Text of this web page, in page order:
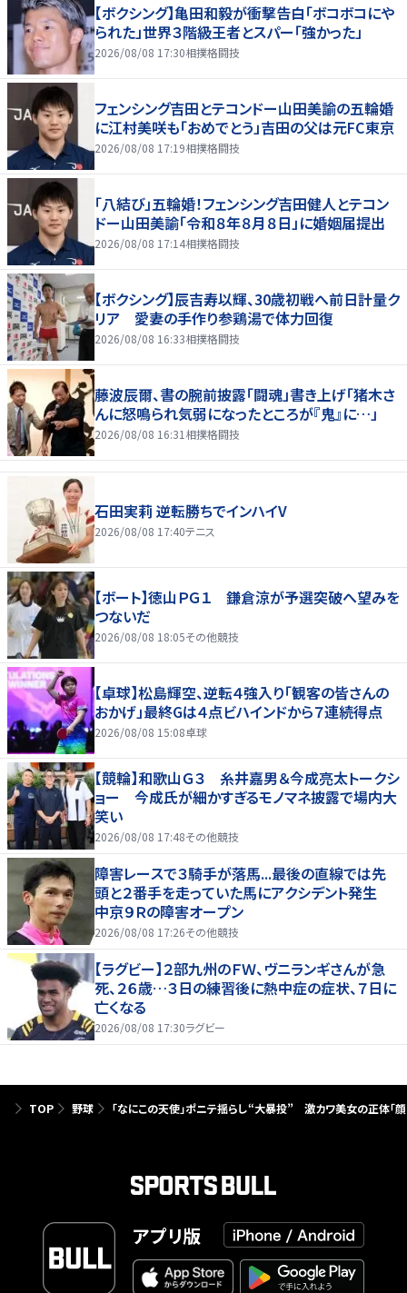
【ボクシング】亀田和毅が衝撃告白「ボコボコにや
られた」世界３階級王者とスパー「強かった」
2026/08/08 17:30相撲格闘技
フェンシング吉田とテコンドー山田美諭の五輪婚
に江村美咲も「おめでとう」吉田の父は元FC東京
2026/08/08 17:19相撲格闘技
「八結び」五輪婚！フェンシング吉田健人とテコン
ドー山田美諭「令和８年８月８日」に婚姻届提出
2026/08/08 17:14相撲格闘技
【ボクシング】辰吉寿以輝、30歳初戦へ前日計量ク
リア 愛妻の手作り参鶏湯で体力回復
2026/08/08 16:33相撲格闘技
藤波辰爾、書の腕前披露「闘魂」書き上げ「猪木さ
んに怒鳴られ気弱になったところが『鬼』に…」
2026/08/08 16:31 相撲格闘技
石田実莉 逆転勝ちでインハイV
2026/08/08 17:40テニス
【ボート】徳山ＰＧ１ 鎌倉涼が予選突破へ望みを
つないだ
2026/08/08 18:05その他競技
【卓球】松島輝空、逆転４強入り「観客の皆さんの
おかげ」最終Gは４点ビハインドから７連続得点
2026/08/08 15:08卓球
【競輪】和歌山Ｇ３ 糸井嘉男＆今成亮太トークシ
ョー 今成氏が細かすぎるモノマネ披露で場内大
笑い
2026/08/08 17:48その他競技
障害レースで３騎手が落馬...最後の直線では先
頭と２番手を走っていた馬にアクシデント発生
中京９Ｒの障害オープン
2026/08/08 17:26その他競技
【ラグビー】２部九州のＦＷ、ヴニランギさんが急
死、２６歳…３日の練習後に熱中症の症状、７日に
亡くなる
2026/08/08 17:30ラグビー
TOP 野球 「なにこの天使」ポニテ揺らし“大暴投” 激カワ美女の正体「顔
アプリ版